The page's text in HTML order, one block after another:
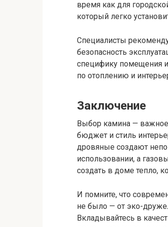
время как для
который легко
Специалисты
безопасность
специфику помещения и
по отоплению и
Заключение
Выбор камина —
бюджет и стиль
дровяные создают
использовании, а
создать в доме тепло,
И помните, что
не было — от эко-
Вкладывайтесь в